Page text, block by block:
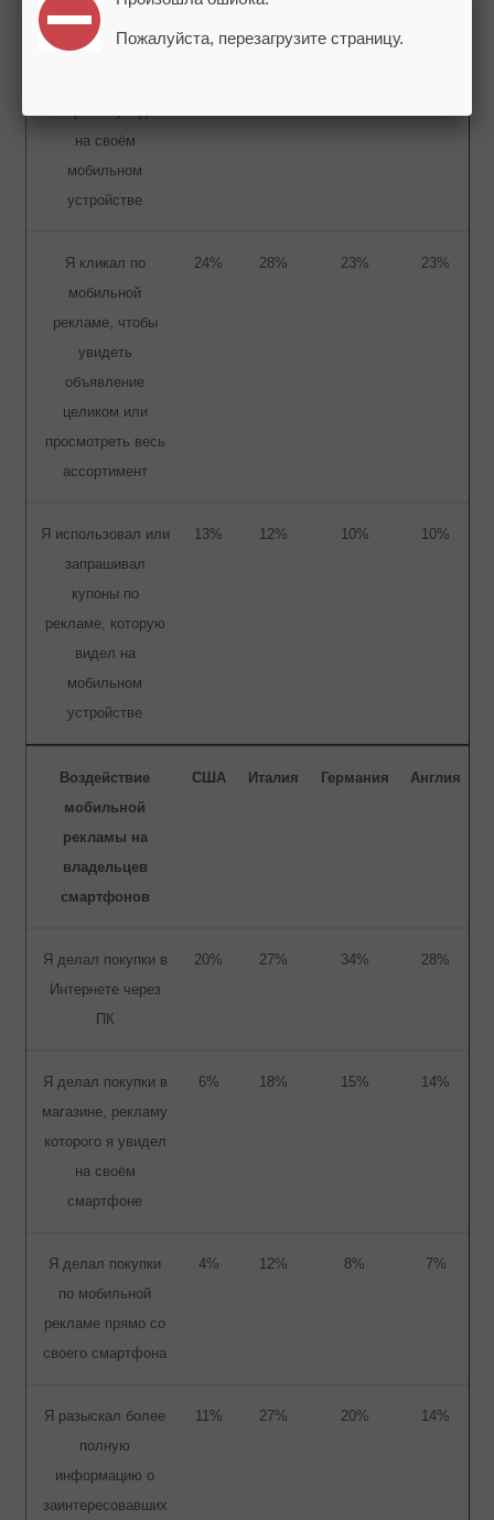
заинтересовавших
меня товарах или
на своём
мобильном
устройстве
Я кликал по
мобильной
рекламе, чтобы
увидеть
объявление
целиком или
просмотреть весь
ассортимент
24% 28% 23% 23%
Я использовал или
запрашивал
купоны по
рекламе, которую
видел на
мобильном
устройстве
13% 12% 10% 10%
Воздействие
мобильной
рекламы на
владельцев
смартфонов
США Италия Германия Англия
Я делал покупки в
Интернете через
ПК
20% 27% 34% 28%
Я делал покупки в
магазине, рекламу
которого я увидел
на своём
смартфоне
6% 18% 15% 14%
Я делал покупки
по мобильной
рекламе прямо со
своего смартфона
4% 12% 8% 7%
Я разыскал более
полную
информацию о
заинтересовавших
11% 27% 20% 14%
Пожалуйста, перезагрузите страницу.